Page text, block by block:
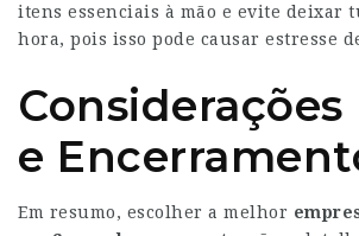
itens essenciais à mão e evite deixar
hora, pois isso pode causar estresse
Considerações
e
Em resumo, escolher a melhor